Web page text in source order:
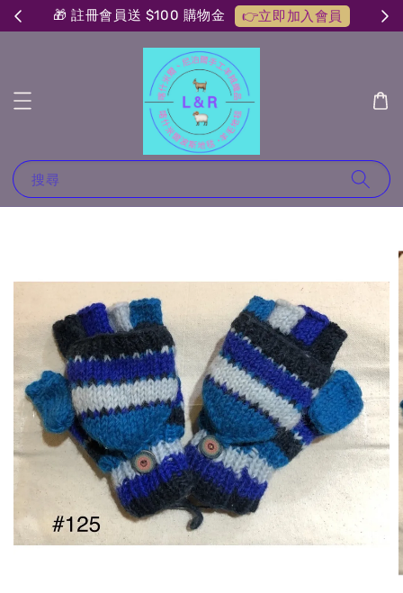
🎁 註冊會員送 $100 購物金 👉立即加入會員
搜尋